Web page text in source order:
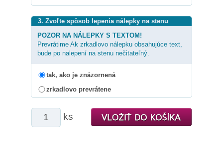
3. Zvoľte spôsob lepenia nálepky na stenu
POZOR NA NÁLEPKY S TEXTOM!
Prevrátime Ak zrkadlovo nálepku obsahujúce text,
bude po nalepení na stenu nečitateľný.
tak, ako je znázornená
zrkadlovo prevrátene
ks